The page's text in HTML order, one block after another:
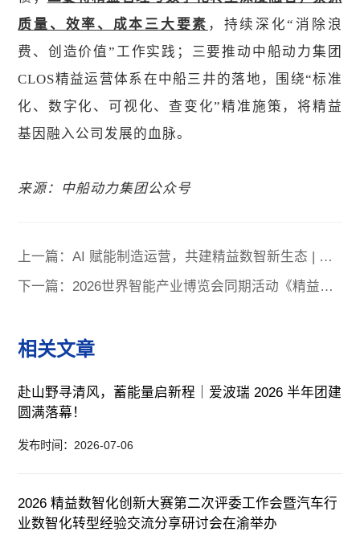
质量、效率、成本三大要素 ，持续深化“消除浪
费、创造价值”工作实践；三要推动中船动力集团
CLOS精益运营体系在中船三井的落地，围绕“标准
化、数字化、可视化、查变化”精准施策，将精益
基因融入公司发展的血脉。
来源：中船动力集团公众号
上一篇：AI 赋能制造运营，共建精益数智新生态 | 天
津外企运营经理人俱乐部卓越运营管理分享交流会圆
满收官
下一篇：2026世界智能产业博览会同期活动《精益赋
相关文章
赴山野寻清风，蓄能量启新程｜爱波瑞 2026 半年团建
圆满落幕！
发布时间：2026-07-06
2026 精益数智化创新大赛第二次评委工作会暨汽车行
业数智化转型经验交流分享研讨会在渝举办